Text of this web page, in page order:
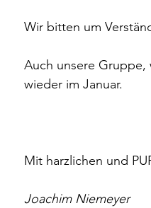
Wir bitten um
Auch unsere Gruppe,
wieder im Januar.
Mit harzlichen und
Joachim Niemeyer